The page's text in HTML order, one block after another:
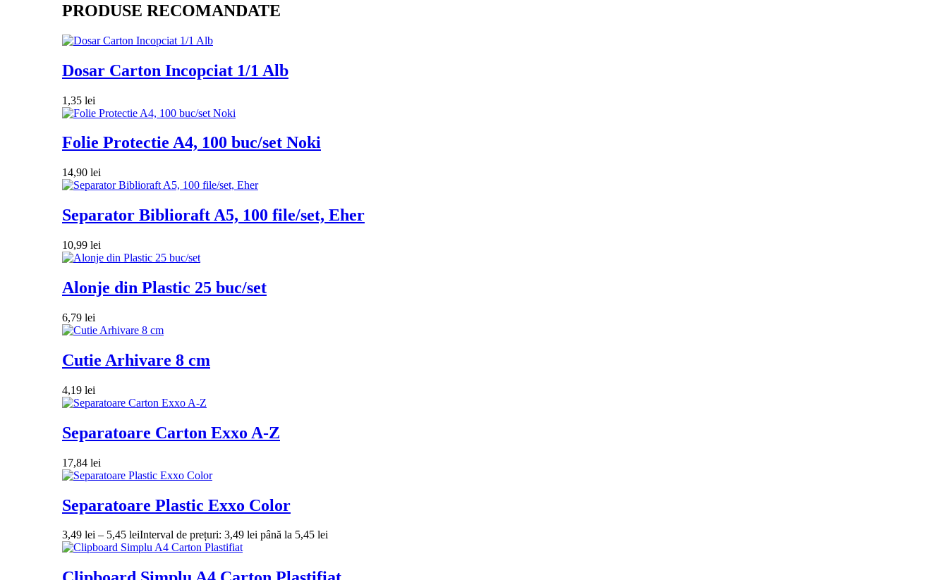
PRODUSE RECOMANDATE
Dosar Carton Incopciat 1/1 Alb
1,35 lei
Folie Protectie A4, 100 buc/set Noki
14,90 lei
Separator Biblioraft A5, 100 file/set, Eher
10,99 lei
Alonje din Plastic 25 buc/set
6,79 lei
Cutie Arhivare 8 cm
4,19 lei
Separatoare Carton Exxo A-Z
17,84 lei
Separatoare Plastic Exxo Color
3,49 lei – 5,45 leiInterval de prețuri: 3,49 lei până la 5,45 lei